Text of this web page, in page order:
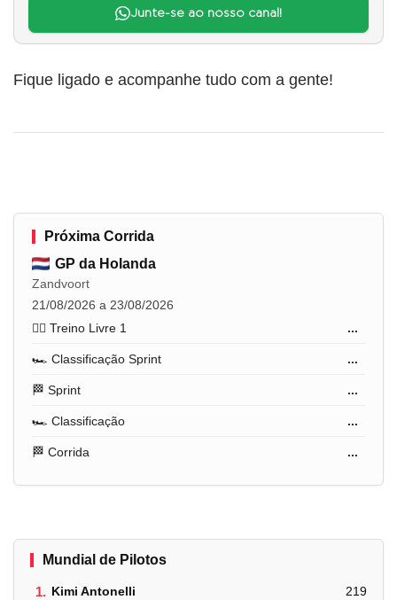
Junte-se ao nosso canal!
Fique ligado e acompanhe tudo com a gente!
Próxima Corrida
GP da Holanda
Zandvoort
21/08/2026 a 23/08/2026
🏋️‍♂️ Treino Livre 1
...
🏎️ Classificação Sprint ...
🏁 Sprint ...
🏎️ Classificação ...
🏁 Corrida ...
Mundial de Pilotos
1. Kimi Antonelli 219